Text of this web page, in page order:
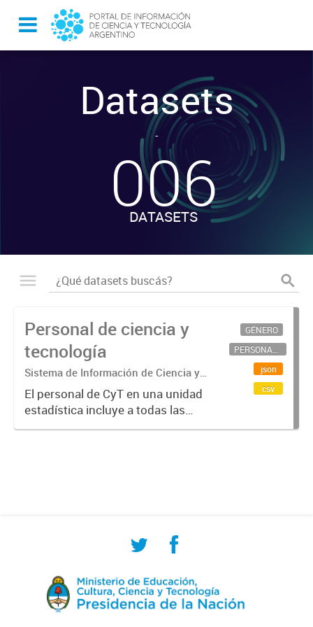
Datasets
-
006
DATASETS
Personal de ciencia y
tecnología
Sistema de Información de Ciencia y
Tecnología Argentino (SICYTAR)
El personal de CyT en una unidad
estadística incluye a todas las
personas involucradas
GÉNERO
PERSONAL CIENTÍFICO-TECNOLÓGICO
json
csv